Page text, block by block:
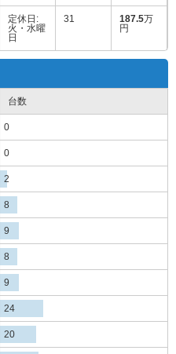
定休日:
火・水曜
日
31 187.5万
円
台数
0
0
2
8
9
8
9
24
20